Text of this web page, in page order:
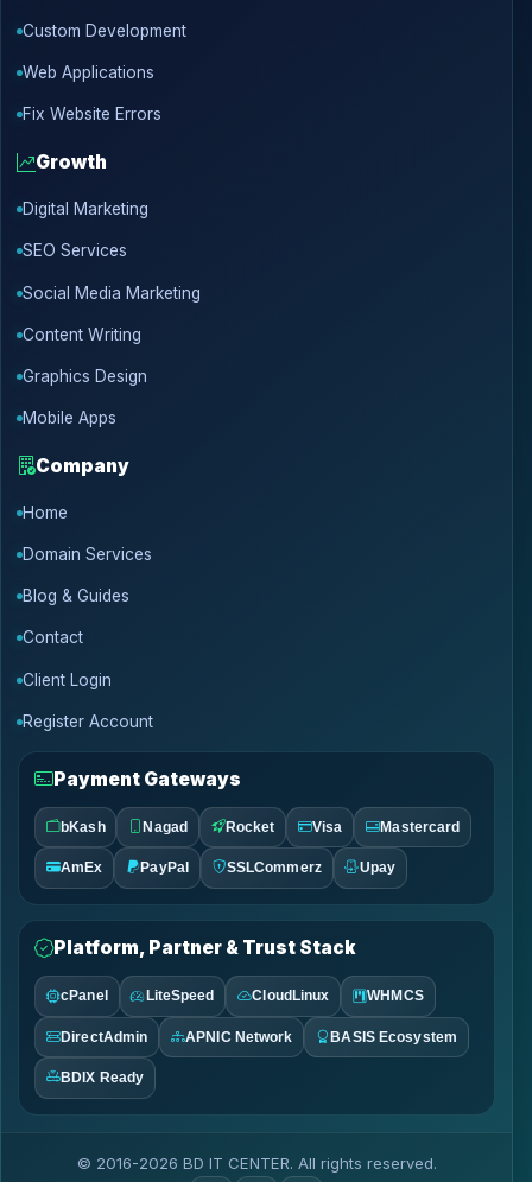
Custom Development
Web Applications
Fix Website Errors
Growth
Digital Marketing
SEO Services
Social Media Marketing
Content Writing
Graphics Design
Mobile Apps
Company
Home
Domain Services
Blog & Guides
Contact
Client Login
Register Account
Payment Gateways
bKash Nagad Rocket Visa Mastercard
AmEx PayPal SSLCommerz Upay
Platform, Partner & Trust Stack
cPanel LiteSpeed CloudLinux WHMCS
DirectAdmin APNIC Network BASIS Ecosystem
BDIX Ready
© 2016-2026 BD IT CENTER. All rights reserved.